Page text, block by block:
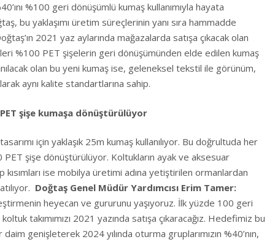
%100 geri dönüşümlü kumaş kullanımıyla hayata
bu yaklaşımı üretim süreçlerinin yanı sıra hammadde
2021 yaz aylarında mağazalarda satışa çıkacak olan
%100 PET şişelerin geri dönüşümünden elde edilen kumaş
olan bu yeni kumaş ise, geleneksel tekstil ile görünüm,
aynı kalite standartlarına sahip.
şişe kumaşa dönüştürülüyor
için yaklaşık 25m kumaş kullanılıyor. Bu doğrultuda her
PET şişe dönüştürülüyor. Koltukların ayak ve aksesuar
kısımları ise mobilya üretimi adına yetiştirilen ormanlardan
Doğtaş Genel Müdür Yardımcısı Erim Tamer:
heyecan ve gururunu yaşıyoruz. İlk yüzde 100 geri
takımımızı 2021 yazında satışa çıkaracağız. Hedefimiz bu
genişleterek 2024 yılında oturma gruplarımızın %40’nın,